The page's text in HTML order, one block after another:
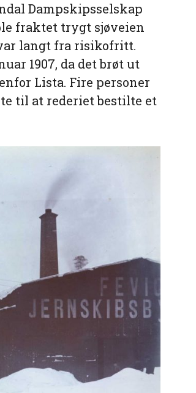
Dampskipsselskap
fraktet trygt sjøveien
langt fra risikofritt.
1907, da det brøt ut
Lista. Fire personer
til at rederiet bestilte et